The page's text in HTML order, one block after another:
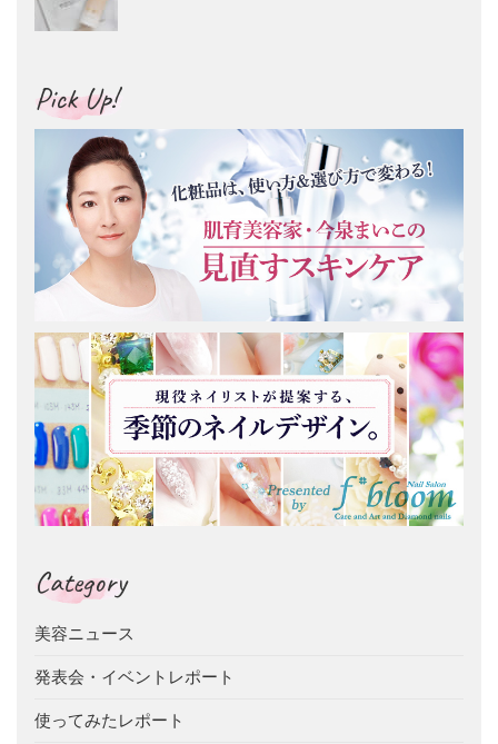
Pick Up!
Category
美容ニュース
発表会・イベントレポート
使ってみたレポート